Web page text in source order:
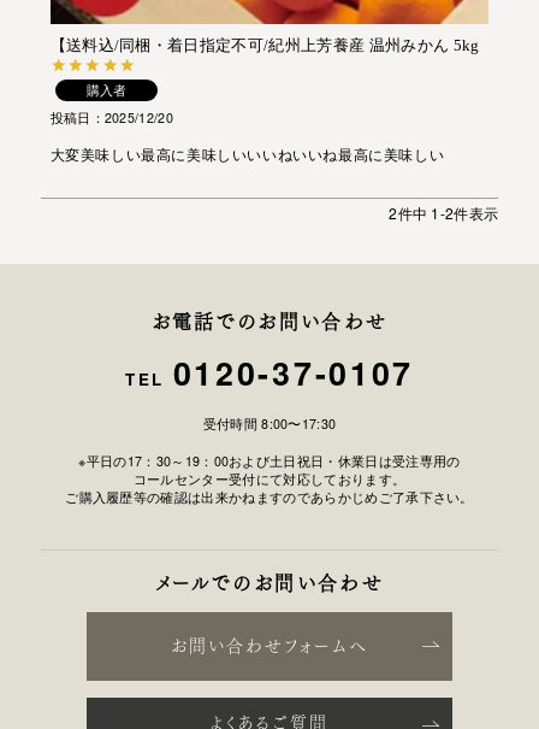
【送料込/同梱・着日指定不可/紀州上芳養産 温州みかん 5kg
購入者
投稿日
2025/12/20
大変美味しい最高に美味しいいいねいいね最高に美味しい
2件中 1-2件表示
お電話でのお問い合わせ
TEL 0120-37-0107
受付時間 8:00〜17:30
※平日の17：30～19：00および土日祝日・休業日は受注専用の
コールセンター受付にて対応しております。
ご購入履歴等の確認は出来かねますのであらかじめご了承下さい。
メールでのお問い合わせ
お問い合わせフォームへ
よくあるご質問